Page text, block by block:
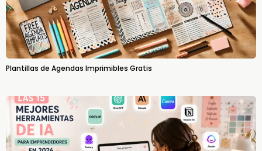
Plantillas de Agendas Imprimibles Gratis